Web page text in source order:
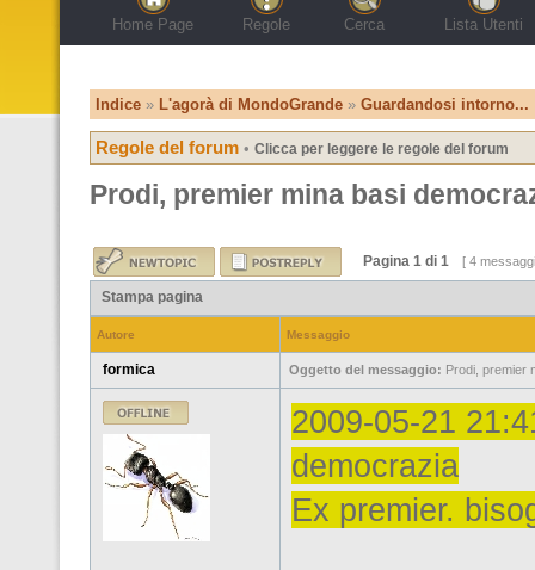
Home Page Regole Cerca Lista Utenti
Indice » L'agorà di MondoGrande » Guardandosi intorno...
Regole del forum • Clicca per leggere le regole del forum
Prodi, premier mina basi
Pagina 1 di 1 [ 4
Stampa pagina
Autore Messaggio
formica Oggetto del messaggio: Prodi, premier
2009-05-21
democrazia
Ex premier.